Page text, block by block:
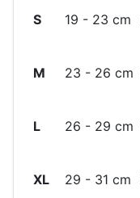
S 19 - 23 cm
M 23 - 26 cm
L 26 - 29 cm
XL 29 - 31 cm